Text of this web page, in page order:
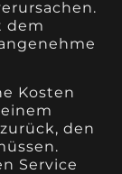
dem
Kosten
den
Service